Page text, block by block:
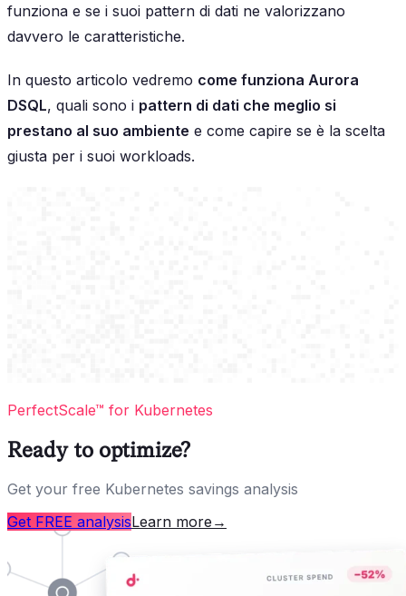
funziona e se i suoi pattern di dati ne valorizzano
davvero le caratteristiche.
In questo articolo vedremo come funziona Aurora
DSQL, quali sono i pattern di dati che meglio si
prestano al suo ambiente e come capire se è la scelta
giusta per i suoi workloads.
PerfectScale™ for Kubernetes
Ready to optimize?
Get your free Kubernetes savings analysis
Get FREE analysisLearn more →